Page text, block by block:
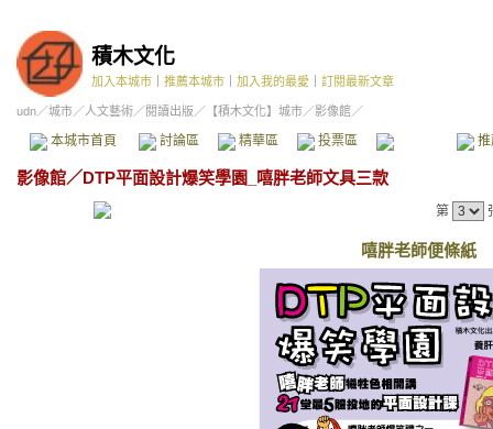
積木文化
加入本城市 推薦本城市 加入我的最愛 訂閱最新文章
udn／城市／人文藝術／閱讀出版 ／ 【積木文化】城市／影像館／
本城市首頁 討論區 精華區 投票區 影像館
影像館／DTP平面設計爆笑學園_嘻胖老師文具三款
第
嘻胖老師便條紙